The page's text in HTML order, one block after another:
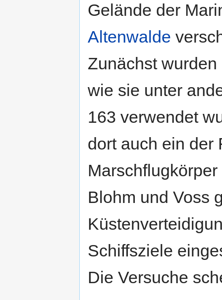
Gelände der
Altenwalde
Zunächst
wie sie unter
163 verwendet
dort auch ein der
Blohm und Voss
Schiffsziele
Die Versuche